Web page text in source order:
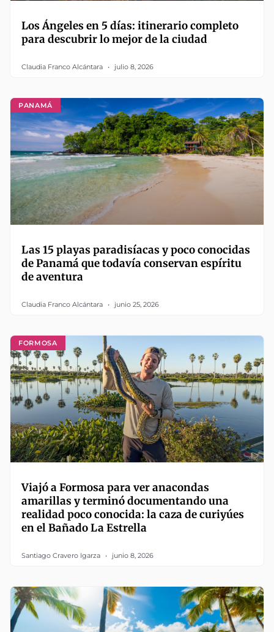
Los Ángeles en 5 días: itinerario completo
para descubrir lo mejor de la ciudad
Claudia Franco Alcántara julio 8, 2026
PANAMÁ
Las 15 playas paradisíacas y poco conocidas
de Panamá que todavía conservan espíritu
de aventura
Claudia Franco Alcántara junio 25, 2026
FORMOSA
Viajó a Formosa para ver anacondas
amarillas y terminó documentando una
realidad poco conocida: la caza de curiyúes
en el Bañado La Estrella
Santiago Cravero Igarza junio 8, 2026